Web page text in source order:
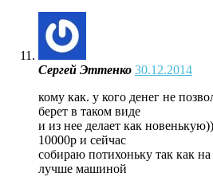
Сергей Эттенко 30.12.2014
кому как. у кого денег не
берет в таком виде
и из нее делает как новенькую))
10000р и сейчас
собираю потихоньку так как
лучше машиной